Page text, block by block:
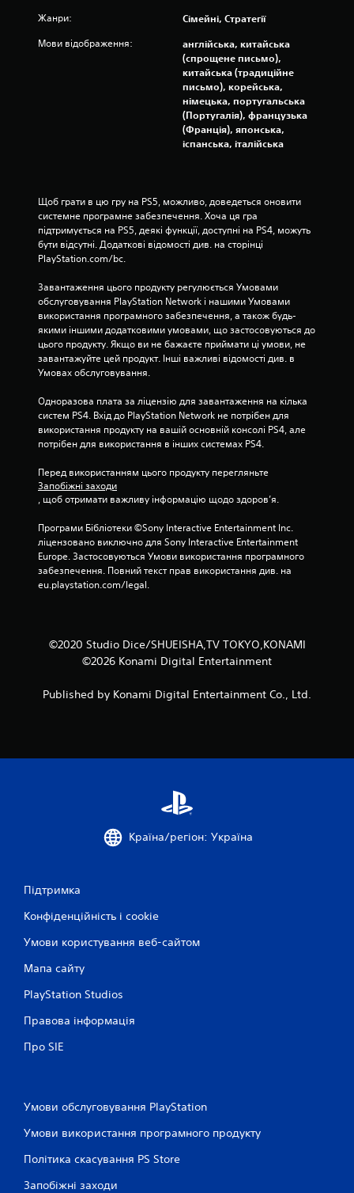
Жанри: Сімейні, Стратегії
Мови відображення:
англійська, китайська
(спрощене письмо),
китайська (традиційне
письмо), корейська,
німецька, португальська
(Португалія), французька
(Франція), японська,
іспанська, італійська
Щоб грати в цю гру на PS5, можливо, доведеться оновити
системне програмне забезпечення. Хоча ця гра
підтримується на PS5, деякі функції, доступні на PS4, можуть
бути відсутні. Додаткові відомості див. на сторінці
PlayStation.com/bc.
Завантаження цього продукту регулюється Умовами
обслуговування PlayStation Network і нашими Умовами
використання програмного забезпечення, а також будь-
якими іншими додатковими умовами, що застосовуються до
цього продукту. Якщо ви не бажаєте приймати ці умови, не
завантажуйте цей продукт. Інші важливі відомості див. в
Умовах обслуговування.
Одноразова плата за ліцензію для завантаження на кілька
систем PS4. Вхід до PlayStation Network не потрібен для
використання продукту на вашій основній консолі PS4, але
потрібен для використання в інших системах PS4.
Перед використанням цього продукту перегляньте
Запобіжні заходи
, щоб отримати важливу інформацію щодо здоров’я.
Програми Бібліотеки ©Sony Interactive Entertainment Inc.
ліцензовано виключно для Sony Interactive Entertainment
Europe. Застосовуються Умови використання програмного
забезпечення. Повний текст прав використання див. на
eu.playstation.com/legal.
©2020 Studio Dice/SHUEISHA,TV TOKYO,KONAMI
©2026 Konami Digital Entertainment
Published by Konami Digital Entertainment Co., Ltd.
Країна/регіон: Україна
Підтримка
Конфіденційність і cookie
Умови користування веб-сайтом
Мапа сайту
PlayStation Studios
Правова інформація
Про SIE
Умови обслуговування PlayStation
Умови використання програмного продукту
Політика скасування PS Store
Запобіжні заходи